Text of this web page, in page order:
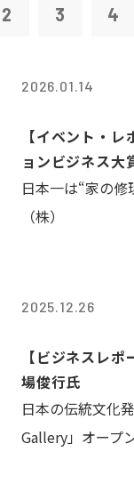
2 3 4
2026.01.14
【イベント・
ョンビジネス大
日本一は“家の
（株）
2025.12.26
【ビジネスレ
場俊行氏
日本の伝統文化
Gallery」オープ